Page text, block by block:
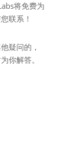
将免费为
联系！
疑问的，
你解答。